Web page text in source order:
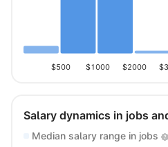
$500 $1000 $2000
Salary dynamics in jobs
Median salary range in jobs